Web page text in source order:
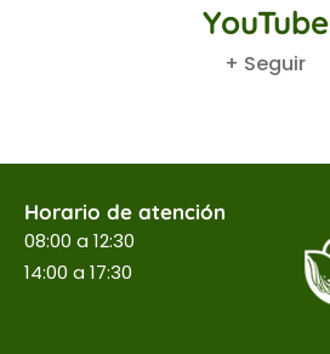
YouTube
+ Seguir
Horario de atención
08:00 a 12:30
14:00 a 17:30